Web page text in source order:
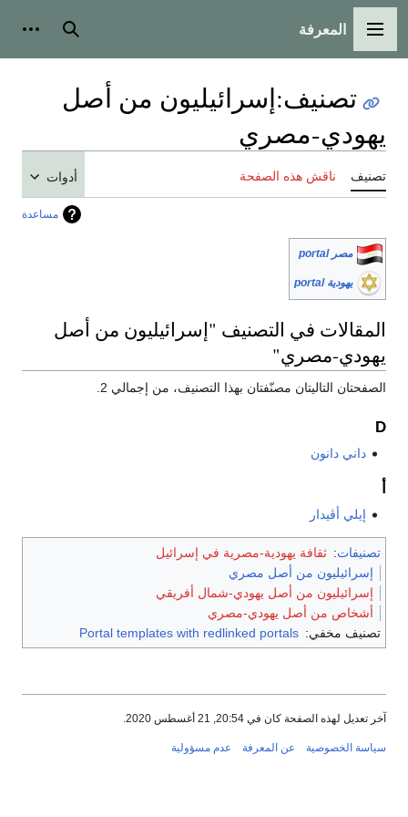
القائمة الرئيسية
المعرفة بحث
تصنيف:إسرائيليون من أصل
يهودي-مصري
تصنيف ناقش هذه الصفحة أدوات
مساعدة
مصر portal
يهودية portal
المقالات في التصنيف "إسرائيليون من أصل
يهودي-مصري"
الصفحتان التاليتان مصنّفتان بهذا التصنيف، من إجمالي 2.
D
داني دانون
إيلي أڤيدار
تصنيفات: ثقافة يهودية-مصرية في إسرائيل
إسرائيليون من أصل مصري
إسرائيليون من أصل يهودي-شمال أفريقي
أشخاص من أصل يهودي-مصري
تصنيف مخفي: Portal templates with redlinked portals
آخر تعديل لهذه الصفحة كان في 20:54, 21 أغسطس 2020.
سياسة الخصوصية عن المعرفة عدم مسؤولية